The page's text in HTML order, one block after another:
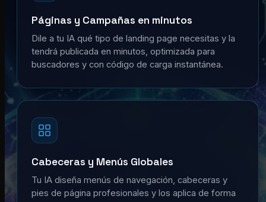
Páginas y Campañas en minutos
Dile a tu IA qué tipo de landing page necesitas y la
tendrá publicada en minutos, optimizada para
buscadores y con código de carga instantánea.
Cabeceras y Menús Globales
Tu IA diseña menús de navegación, cabeceras y
pies de página profesionales y los aplica de forma